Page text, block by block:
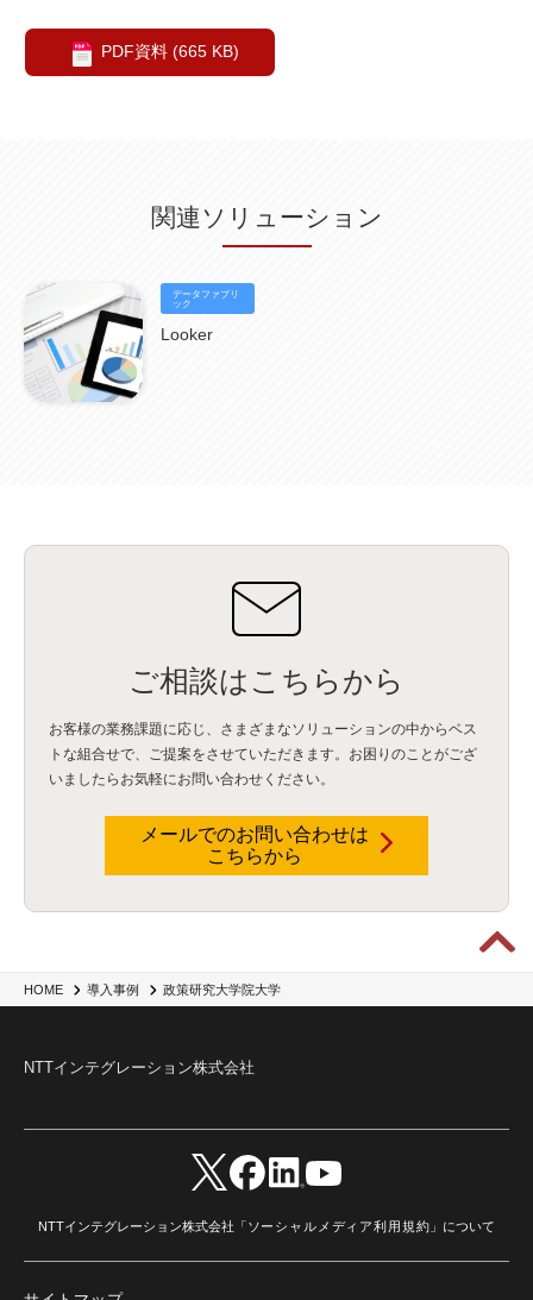
HOME 導入事例 政策研究大学院大学
PDF資料 (665 KB)
関連ソリューション
データファブリ
ック
Looker
ご相談はこちらから
お客様の業務課題に応じ、さまざまなソリューションの中からベス
トな組合せで、 ご提案をさせていただきます。お困りのことがござ
いましたらお気軽にお問い合わせください。
メールでのお問い合わせは
こちらから
NTTインテグレーション株式会社
NTTインテグレーション株式会社「 ソーシャルメディア利用規約 」について